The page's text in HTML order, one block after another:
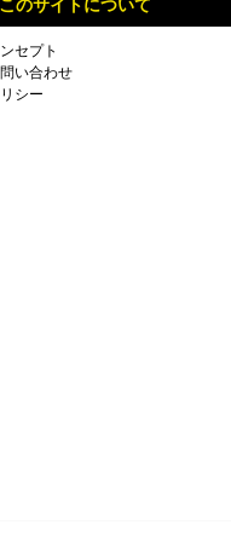
このサイトについて
セプト
い合わせ
シー